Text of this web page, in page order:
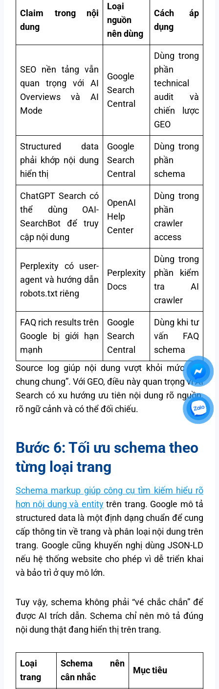
Claim trong nội
dung
Loại
nguồn
nên dùng
Cách áp
dụng
SEO nền tảng vẫn
quan trọng với AI
Overviews và AI
Mode
Google
Search
Central
Dùng trong
phần
technical
audit và
chiến lược
GEO
Structured data
phải khớp nội dung
hiển thị
Google
Search
Central
Dùng trong
phần
schema
ChatGPT Search có
thể dùng OAI-
SearchBot để truy
cập nội dung
OpenAI
Help
Center
Dùng trong
phần
crawler
access
Perplexity có user-
agent và hướng dẫn
robots.txt riêng
Perplexity
Docs
Dùng trong
phần kiểm
tra AI
crawler
FAQ rich results trên
Google bị giới hạn
mạnh
Google
Search
Central
Dùng khi tư
vấn FAQ
schema
Source log giúp nội dung vượt khỏi mức “nói
chung chung”. Với GEO, điều này quan trọng vì AI
Search có xu hướng ưu tiên nội dung rõ nguồn,
rõ ngữ cảnh và có thể đối chiếu.
Bước 6: Tối ưu schema theo
từng loại trang
Schema markup giúp công cụ tìm kiếm hiểu rõ
hơn nội dung và entitytrên trang. Google mô tả
structured data là một định dạng chuẩn để cung
cấp thông tin về trang và phân loại nội dung trên
trang. Google cũng khuyến nghị dùng JSON-LD
nếu hệ thống website cho phép vì dễ triển khai
và bảo trì ở quy mô lớn.
Tuy vậy, schema không phải “vé chắc chắn” để
được AI trích dẫn. Schema chỉ nên mô tả đúng
nội dung thật đang hiển thị trên trang.
Loại
trang
Schema nên
cân nhắc
Mục tiêu